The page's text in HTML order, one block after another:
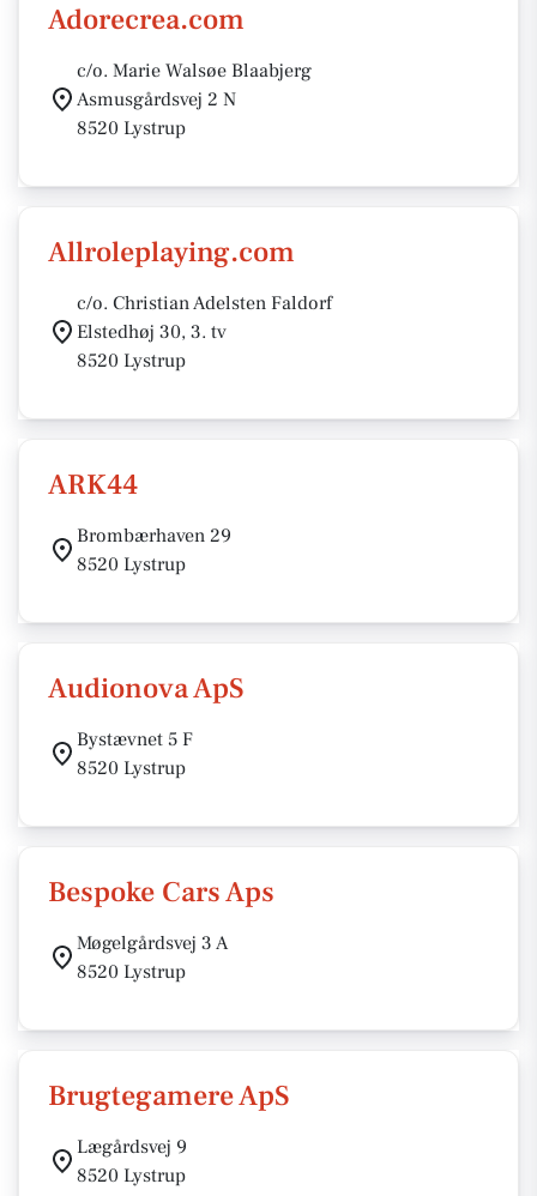
Adorecrea.com
c/o. Marie Walsøe Blaabjerg
Asmusgårdsvej 2 N
8520 Lystrup
Allroleplaying.com
c/o. Christian Adelsten Faldorf
Elstedhøj 30, 3. tv
8520 Lystrup
ARK44
Brombærhaven 29
8520 Lystrup
Audionova ApS
Bystævnet 5 F
8520 Lystrup
Bespoke Cars Aps
Møgelgårdsvej 3 A
8520 Lystrup
Brugtegamere ApS
Lægårdsvej 9
8520 Lystrup